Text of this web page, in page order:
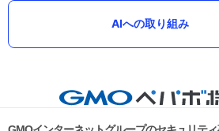
AIへの取り組み